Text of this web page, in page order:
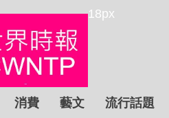
18px
消費 藝文 流行話題